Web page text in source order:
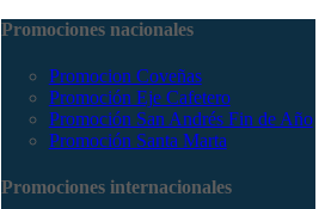
Promociones nacionales
Promocion Coveñas
Promoción Eje Cafetero
Promoción San Andrés Fin de Año
Promoción Santa Marta
Promociones internacionales